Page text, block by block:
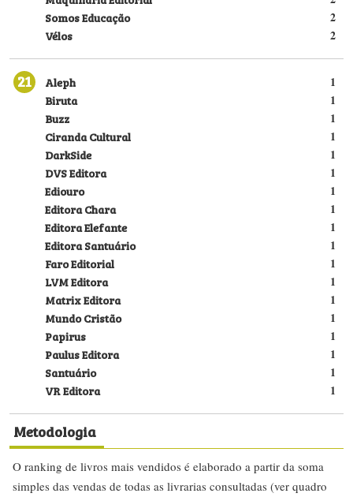
2
Somos Educação
2
Vélos
21 1
Aleph
1
Biruta
1
Buzz
1
Ciranda Cultural
1
DarkSide
1
DVS Editora
1
Ediouro
1
Editora Chara
1
Editora Elefante
1
Editora Santuário
1
Faro Editorial
1
LVM Editora
1
Matrix Editora
1
Mundo Cristão
1
Papirus
1
Paulus Editora
1
Santuário
1
VR Editora
Metodologia
O ranking de livros mais vendidos é elaborado a partir da soma
simples das vendas de todas as livrarias consultadas (ver quadro